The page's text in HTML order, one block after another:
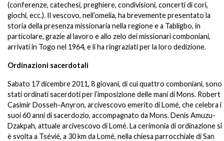
(conferenze, catechesi, preghiere, condivisioni, concerti di cori,
giochi, ecc.). Il vescovo, nell’omelia, ha brevemente presentato la
storia della presenza missionaria nella regione e a Tabligbo, in
particolare, grazie al lavoro e allo zelo dei missionari comboniani,
arrivati in Togo nel 1964, e li ha ringraziati per la loro dedizione.
Ordinazioni sacerdotali
Sabato 17 dicembre 2011, 8 giovani, di cui quattro comboniani, sono
stati ordinati sacerdoti per l’imposizione delle mani di Mons. Robert
Casimir Dosseh-Anyron, arcivescovo emerito di Lomé, che celebra i
suoi 60 anni di sacerdozio, accompagnato da Mons. Denis Amuzu-
Dzakpah, attuale arcivescovo di Lomé. La cerimonia di ordinazione si
è svolta a Tsévié, a 30 km da Lomé, nella chiesa parrocchiale di San